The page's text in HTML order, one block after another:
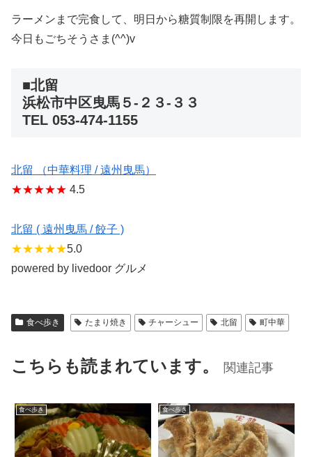
ラーメンまで完食して、明日から糖質制限を再開します。
今日もごちそうさま(^^)v
■北留
浜松市中区曳馬５-２３-３３
TEL 053-474-1155
北留 （中華料理 / 遠州曳馬）
★★★★★ 4.5
北留 ( 遠州曳馬 / 餃子 )
★★★★★5.0
powered by livedoor グルメ
食べ歩き たまり焼き チャーシュー 北留 町中華
こちらも読まれています。 関連記事
食べ歩き 食べ歩き